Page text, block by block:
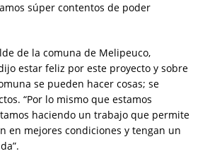
súper contentos de poder
de la comuna de Melipeuco,
estar feliz por este proyecto y sobre
se pueden hacer cosas; se
“Por lo mismo que estamos
haciendo un trabajo que permite
en mejores condiciones y tengan un